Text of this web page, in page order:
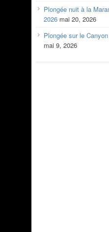
Plongée nuit à la
2026 mai 20, 2026
Plongée sur le
mai 9, 2026